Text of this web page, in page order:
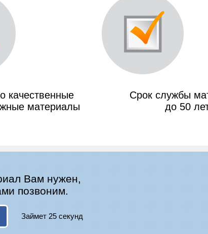
качественные
материалы
Срок службы
до 50
Вам нужен,
позвоним.
Займет 25 секунд